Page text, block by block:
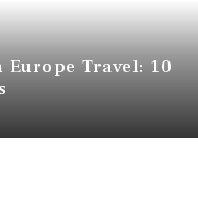
Travel: 10